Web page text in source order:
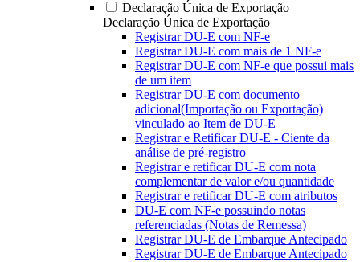
Declaração Única de Exportação
Declaração Única de Exportação
Registrar DU-E com NF-e
Registrar DU-E com mais de 1 NF-e
Registrar DU-E com NF-e que possui mais
de um item
Registrar DU-E com documento
adicional(Importação ou Exportação)
vinculado ao Item de DU-E
Registrar e Retificar DU-E - Ciente da
análise de pré-registro
Registrar e retificar DU-E com nota
complementar de valor e/ou quantidade
Registrar e retificar DU-E com atributos
DU-E com NF-e possuindo notas
referenciadas (Notas de Remessa)
Registrar DU-E de Embarque Antecipado
Registrar DU-E de Embarque Antecipado